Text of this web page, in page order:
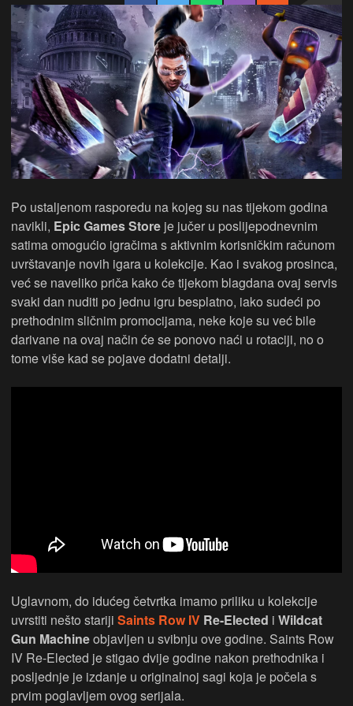
Po ustaljenom rasporedu na kojeg su nas tijekom godina
navikli, Epic Games Store je jučer u poslijepodnevnim
satima omogućio igračima s aktivnim korisničkim računom
uvrštavanje novih igara u kolekcije. Kao i svakog prosinca,
već se naveliko priča kako će tijekom blagdana ovaj servis
svaki dan nuditi po jednu igru besplatno, iako sudeći po
prethodnim sličnim promocijama, neke koje su već bile
darivane na ovaj način će se ponovo naći u rotaciji, no o
tome više kad se pojave dodatni detalji.
Uglavnom, do idućeg četvrtka imamo priliku u kolekcije
uvrstiti nešto stariji Saints Row IV Re-Elected i Wildcat
Gun Machineobjavljen u svibnju ove godine. Saints Row
IV Re-Elected je stigao dvije godine nakon prethodnika i
posljednje je izdanje u originalnoj sagi koja je počela s
prvim poglavljem ovog serijala.